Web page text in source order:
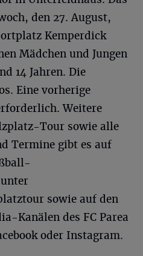
den 27. August,
Kemperdick
Mädchen und Jungen
14 Jahren. Die
Eine vorherige
Weitere
Tour sowie alle
Termine gibt es auf
sowie auf den
Kanälen des FC Parea
oder Instagram.